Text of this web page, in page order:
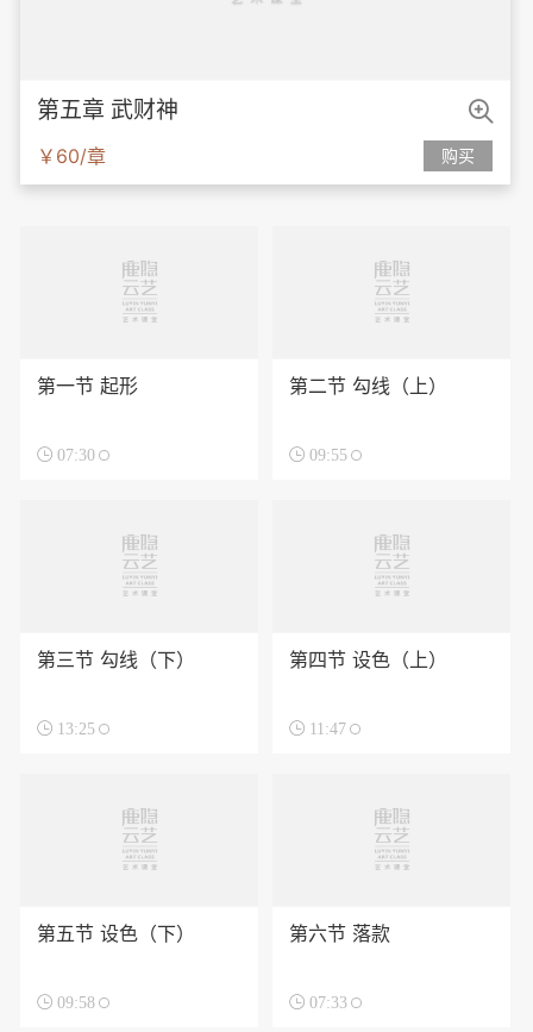
第五章 武财神
￥60/章 购买

第一节 起形
 07:30
第二节 勾线（上）
 09:55
第三节 勾线（下）
 13:25
第四节 设色（上）
 11:47
第五节 设色（下）
 09:58
第六节 落款
 07:33